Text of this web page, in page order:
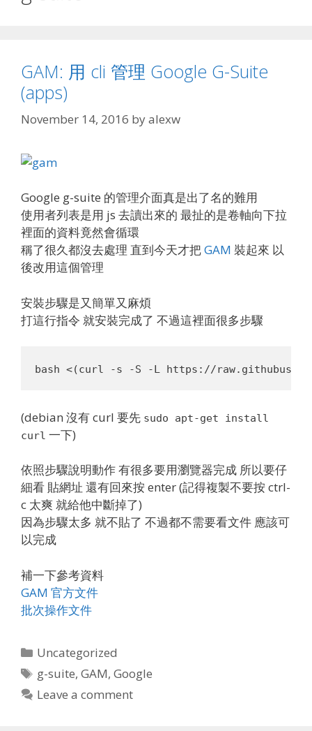
GAM: 用 cli 管理 Google G-Suite
(apps)
November 14, 2016 byalexw
Google g-suite 的管理介面真是出了名的難用
使用者列表是用 js 去讀出來的 最扯的是卷軸向下拉
裡面的資料竟然會循環
稱了很久都沒去處理 直到今天才把GAM 裝起來 以
後改用這個管理
安裝步驟是又簡單又麻煩
打這行指令 就安裝完成了 不過這裡面很多步驟
(debian 沒有 curl 要先 sudo apt-get install
curl 一下)
依照步驟說明動作 有很多要用瀏覽器完成 所以要仔
細看 貼網址 還有回來按 enter (記得複製不要按 ctrl-
c 太爽 就給他中斷掉了)
因為步驟太多 就不貼了 不過都不需要看文件 應該可
以完成
補一下參考資料
GAM 官方文件
批次操作文件
Categories
Uncategorized
Tags
g-suite,GAM,Google
Leave a comment